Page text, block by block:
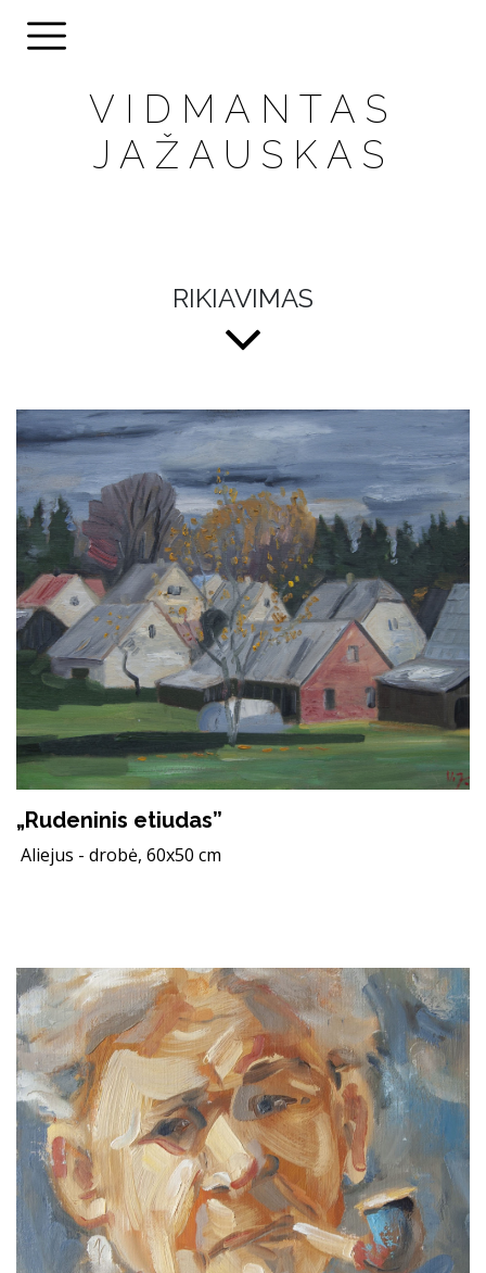
VIDMANTAS
JAŽAUSKAS
RIKIAVIMAS
„Rudeninis etiudas”
Aliejus - drobė, 60x50 cm